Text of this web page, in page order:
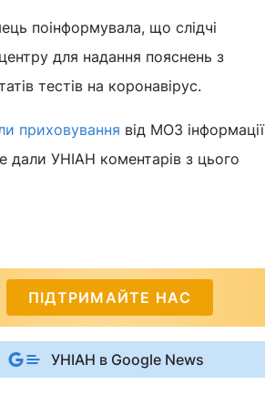
поінформувала, що слідчі
для надання пояснень з
тестів на коронавірус.
приховування від МОЗ інформації
дали УНІАН коментарів з цього
ПІДТРИМАЙТЕ НАС
УНІАН в Google News